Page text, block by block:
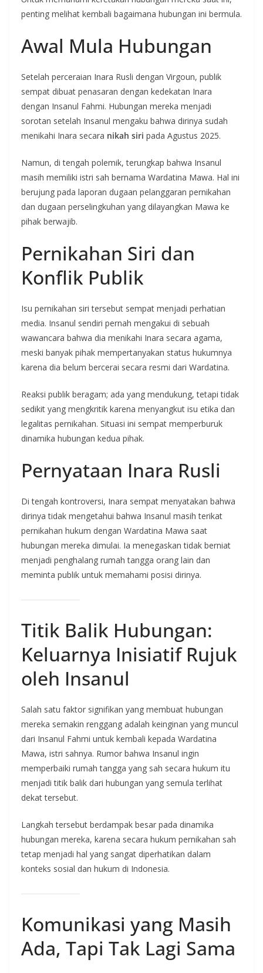
penting melihat kembali bagaimana hubungan ini bermula.
Awal Mula Hubungan
Setelah perceraian Inara Rusli dengan Virgoun, publik
sempat dibuat penasaran dengan kedekatan Inara
dengan Insanul Fahmi. Hubungan mereka menjadi
sorotan setelah Insanul mengaku bahwa dirinya sudah
menikahi Inara secara nikah siri pada Agustus 2025.
Namun, di tengah polemik, terungkap bahwa Insanul
masih memiliki istri sah bernama Wardatina Mawa. Hal ini
berujung pada laporan dugaan pelanggaran pernikahan
dan dugaan perselingkuhan yang dilayangkan Mawa ke
pihak berwajib.
Pernikahan Siri dan
Konflik Publik
Isu pernikahan siri tersebut sempat menjadi perhatian
media. Insanul sendiri pernah mengakui di sebuah
wawancara bahwa dia menikahi Inara secara agama,
meski banyak pihak mempertanyakan status hukumnya
karena dia belum bercerai secara resmi dari Wardatina.
Reaksi publik beragam; ada yang mendukung, tetapi tidak
sedikit yang mengkritik karena menyangkut isu etika dan
legalitas pernikahan. Situasi ini sempat memperburuk
dinamika hubungan kedua pihak.
Pernyataan Inara Rusli
Di tengah kontroversi, Inara sempat menyatakan bahwa
dirinya tidak mengetahui bahwa Insanul masih terikat
pernikahan hukum dengan Wardatina Mawa saat
hubungan mereka dimulai. Ia menegaskan tidak berniat
menjadi penghalang rumah tangga orang lain dan
meminta publik untuk memahami posisi dirinya.
Titik Balik Hubungan:
Keluarnya Inisiatif Rujuk
oleh Insanul
Salah satu faktor signifikan yang membuat hubungan
mereka semakin renggang adalah keinginan yang muncul
dari Insanul Fahmi untuk kembali kepada Wardatina
Mawa, istri sahnya. Rumor bahwa Insanul ingin
memperbaiki rumah tangga yang sah secara hukum itu
menjadi titik balik dari hubungan yang semula terlihat
dekat tersebut.
Langkah tersebut berdampak besar pada dinamika
hubungan mereka, karena secara hukum pernikahan sah
tetap menjadi hal yang sangat diperhatikan dalam
konteks sosial dan hukum di Indonesia.
Komunikasi yang Masih
Ada, Tapi Tak Lagi Sama